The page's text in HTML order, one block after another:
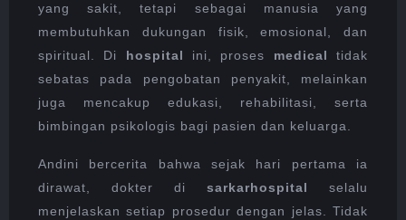
yang sakit, tetapi sebagai manusia yang
membutuhkan dukungan fisik, emosional, dan
spiritual. Di hospital ini, proses medical
tidak
sebatas pada pengobatan penyakit, melainkan
juga mencakup edukasi, rehabilitasi, serta
bimbingan psikologis bagi pasien dan keluarga.
Andini bercerita bahwa sejak hari pertama ia
dirawat, dokter di sarkarhospital
selalu
menjelaskan setiap prosedur dengan jelas. Tidak